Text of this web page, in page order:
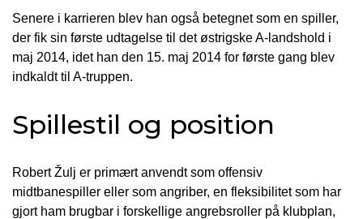
Senere i karrieren blev han også betegnet som en spiller,
der fik sin første udtagelse til det østrigske A-landshold i
maj 2014, idet han den 15. maj 2014 for første gang blev
indkaldt til A-truppen.
Spillestil og position
Robert Žulj er primært anvendt som offensiv
midtbanespiller eller som angriber, en fleksibilitet som har
gjort ham brugbar i forskellige angrebsroller på klubplan,